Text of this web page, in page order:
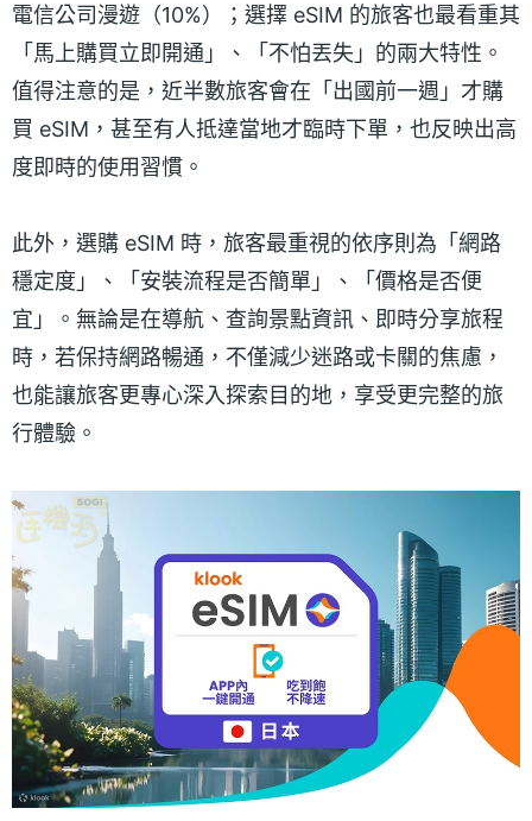
電信公司漫遊（10%）；選擇 eSIM 的旅客也最看重其
「馬上購買立即開通」、「不怕丟失」的兩大特性。
值得注意的是，近半數旅客會在「出國前一週」才購
買 eSIM，甚至有人抵達當地才臨時下單，也反映出高
度即時的使用習慣。
此外，選購 eSIM 時，旅客最重視的依序則為「網路
穩定度」、「安裝流程是否簡單」、「價格是否便
宜」。無論是在導航、查詢景點資訊、即時分享旅程
時，若保持網路暢通，不僅減少迷路或卡關的焦慮，
也能讓旅客更專心深入探索目的地，享受更完整的旅
行體驗。